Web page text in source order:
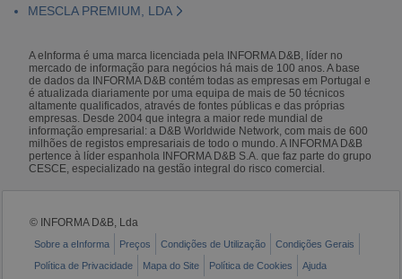
MESCLA PREMIUM, LDA
A eInforma é uma marca licenciada pela INFORMA D&B, líder no
mercado de informação para negócios há mais de 100 anos. A base
de dados da INFORMA D&B contém todas as empresas em Portugal e
é atualizada diariamente por uma equipa de mais de 50 técnicos
altamente qualificados, através de fontes públicas e das próprias
empresas. Desde 2004 que integra a maior rede mundial de
informação empresarial: a D&B Worldwide Network, com mais de 600
milhões de registos empresariais de todo o mundo. A INFORMA D&B
pertence à líder espanhola INFORMA D&B S.A. que faz parte do grupo
CESCE, especializado na gestão integral do risco comercial.
© INFORMA D&B, Lda
Sobre a eInforma Preços Condições de Utilização
Condições Gerais
Política de Privacidade
Mapa do Site Política de Cookies Ajuda